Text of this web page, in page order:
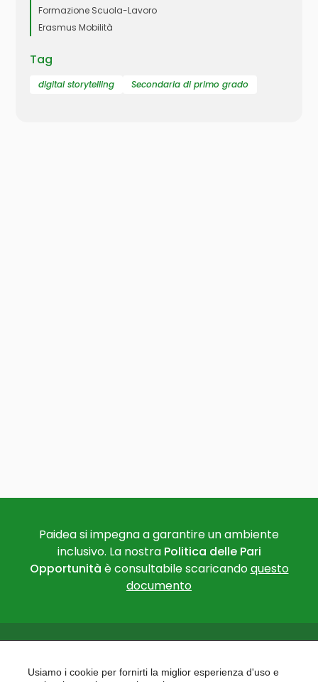
Formazione Scuola-Lavoro
Erasmus Mobilità
Tag
digital storytelling Secondaria di primo grado
Paidea si impegna a garantire un ambiente
inclusivo. La nostra Politica delle Pari
Opportunità è consultabile scaricandoquesto
documento
Usiamo i cookie per fornirti la miglior esperienza d'uso e